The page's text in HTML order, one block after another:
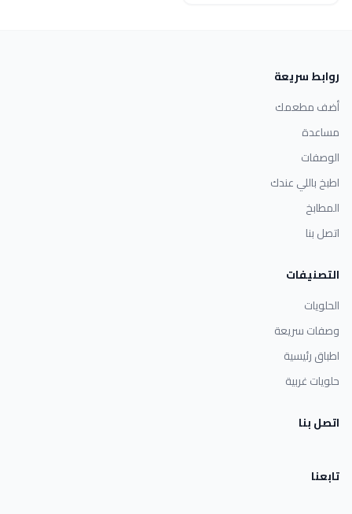
روابط سريعة
أضف مطعمك
مساعدة
الوصفات
اطبخ باللي عندك
المطابخ
اتصل بنا
التصنيفات
الحلويات
وصفات سريعة
اطباق رئيسية
حلويات غربية
اتصل بنا
تابعنا